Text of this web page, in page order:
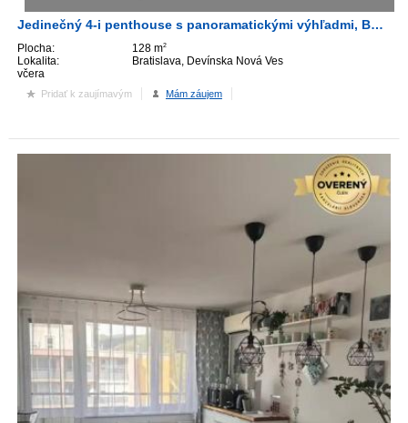
Jedinečný 4-i penthouse s panoramatickými výhľadmi, Bory, 2x Parking
Plocha: 128 m2
Lokalita:
Bratislava, Devínska Nová Ves
včera
Pridať k zaujímavým Mám záujem